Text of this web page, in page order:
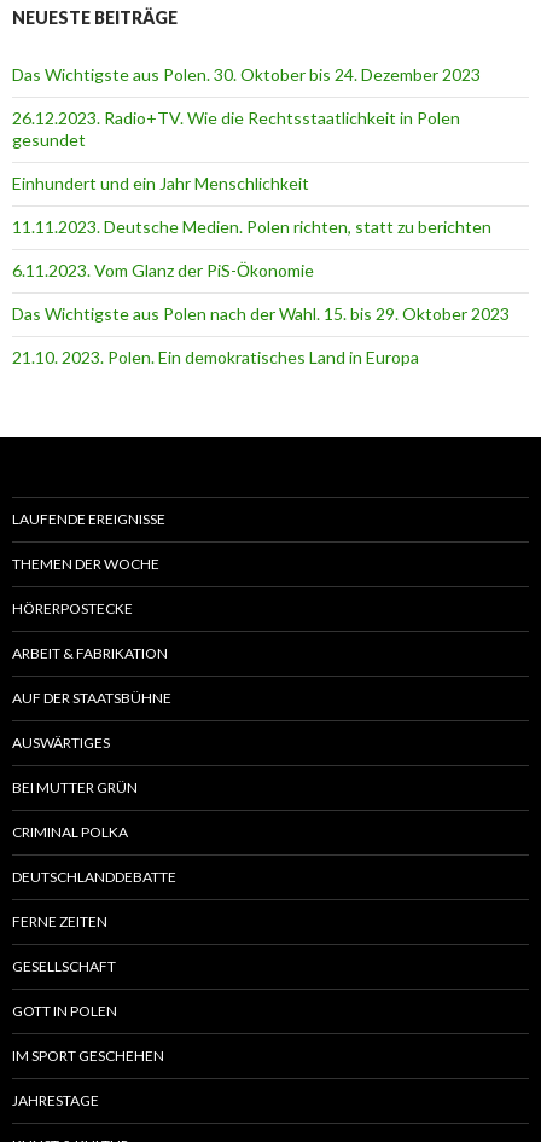
NEUESTE BEITRÄGE
Das Wichtigste aus Polen. 30. Oktober bis 24. Dezember 2023
26.12.2023. Radio+TV. Wie die Rechtsstaatlichkeit in Polen
gesundet
Einhundert und ein Jahr Menschlichkeit
11.11.2023. Deutsche Medien. Polen richten, statt zu berichten
6.11.2023. Vom Glanz der PiS-Ӧkonomie
Das Wichtigste aus Polen nach der Wahl. 15. bis 29. Oktober 2023
21.10. 2023. Polen. Ein demokratisches Land in Europa
LAUFENDE EREIGNISSE
THEMEN DER WOCHE
HÖRERPOSTECKE
ARBEIT & FABRIKATION
AUF DER STAATSBÜHNE
AUSWÄRTIGES
BEI MUTTER GRÜN
CRIMINAL POLKA
DEUTSCHLANDDEBATTE
FERNE ZEITEN
GESELLSCHAFT
GOTT IN POLEN
IM SPORT GESCHEHEN
JAHRESTAGE